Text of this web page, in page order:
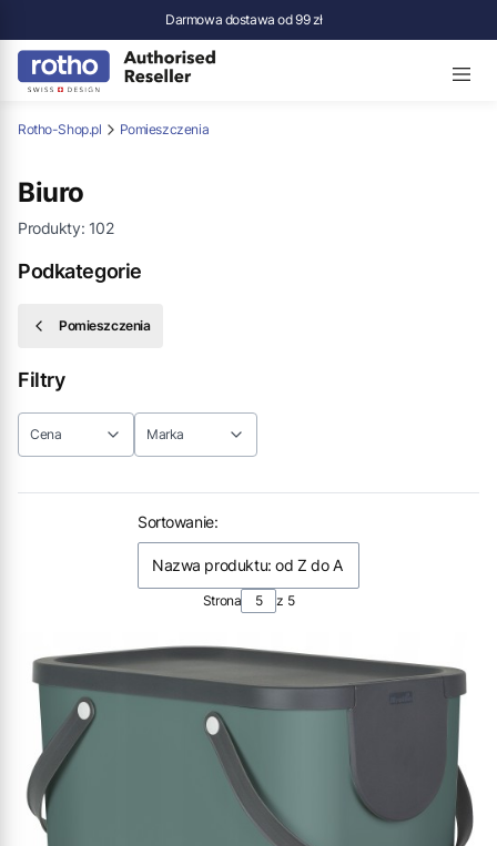
Darmowa dostawa od 99 zł
Rotho-Shop.pl Pomieszczenia
Biuro
Produkty: 102
Podkategorie
Pomieszczenia
Filtry
Cena Marka
Lista produktów
Sortowanie:
Nazwa produktu: od Z do A
Strona z 5